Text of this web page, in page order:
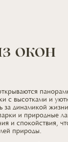
окон
с высотками и
за динамикой
и природные
и спокойствия,
природы.